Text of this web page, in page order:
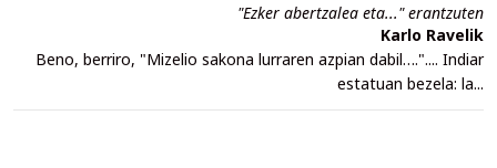
"Ezker abertzalea eta..." erantzuten
Karlo Ravelik
Beno, berriro, "Mizelio sakona lurraren azpian dabil….".... Indiar
estatuan bezela: la...